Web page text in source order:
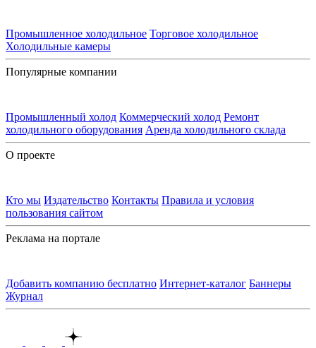
Промышленное холодильное Торговое холодильное
Холодильные камеры
Популярные компании
Промышленный холод Коммерческий холод Ремонт
холодильного оборудования Аренда холодильного склада
О проекте
Кто мы Издательство Контакты Правила и условия
пользования сайтом
Реклама на портале
Добавить компанию бесплатно Интернет-каталог Баннеры
Журнал